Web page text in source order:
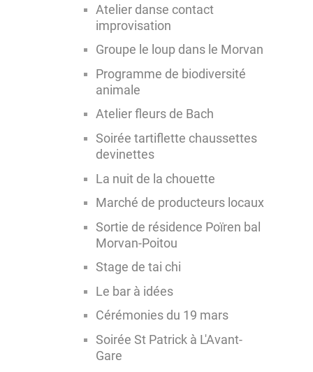
Atelier danse contact
improvisation
Groupe le loup dans le Morvan
Programme de biodiversité
animale
Atelier fleurs de Bach
Soirée tartiflette chaussettes
devinettes
La nuit de la chouette
Marché de producteurs locaux
Sortie de résidence Poïren bal
Morvan-Poitou
Stage de tai chi
Le bar à idées
Cérémonies du 19 mars
Soirée St Patrick à L'Avant-
Gare